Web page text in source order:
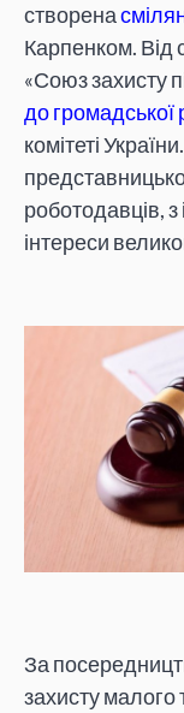
створена
Карпенком. Від
«Союз захисту
до громадської
комітеті
роботодавців,
інтереси
За
захисту малого